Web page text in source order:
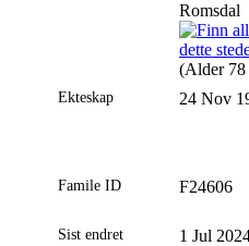
Romsdal
(Alder 78
Ekteskap 24 Nov
Famile ID F24606
Sist endret 1 Jul